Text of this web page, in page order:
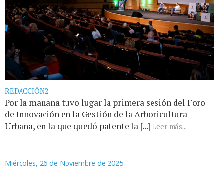
REDACCIÓN2
Por la mañana tuvo lugar la primera sesión del Foro
de Innovación en la Gestión de la Arboricultura
Urbana, en la que quedó patente la [...] Leer más...
Miércoles, 26 de Noviembre de 2025